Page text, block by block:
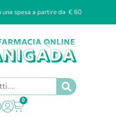
una spesa a partire da € 60
0